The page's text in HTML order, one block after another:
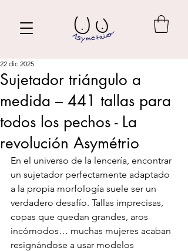
Sujetador triángulo a
medida – 441 tallas para
todos los pechos - La
revolución Asymétrio
22 dic 2025
En el universo de la lencería, encontrar
un sujetador perfectamente adaptado
a la propia morfología suele ser un
verdadero desafío. Tallas imprecisas,
copas que quedan grandes, aros
incómodos… muchas mujeres acaban
resignándose a usar modelos